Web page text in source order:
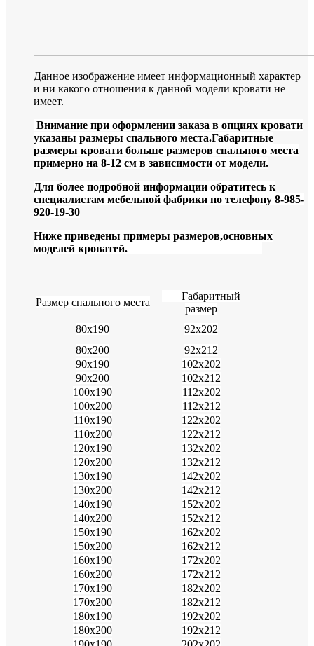
Данное изображение имеет информационный характер
и ни какого отношения к данной модели кровати не
имеет.
Внимание при оформлении заказа в опциях кровати
указаны размеры спального места.Габаритные
размеры кровати больше размеров спального места
примерно на 8-12 см в зависимости от модели.
Для более подробной информации обратитесь к
специалистам мебельной фабрики по телефону 8-985-
920-19-30
Ниже приведены примеры размеров,основных
моделей кроватей.
Размер спального места
Габаритный
размер
80х190
92х202
80х200
92х212
90х190
102х202
90х200
102х212
100х190
112х202
100х200
112х212
110х190
122х202
110х200
122х212
120х190
132х202
120х200
132х212
130х190
142х202
130х200
142х212
140х190
152х202
140х200
152х212
150х190
162х202
150х200
162х212
160х190
172х202
160х200
172х212
170х190
182х202
170х200
182х212
180х190
192х202
180х200
192х212